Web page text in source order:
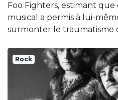
Foo Fighters, estimant
musical a permis à lui-
surmonter le traumatisme
Rock